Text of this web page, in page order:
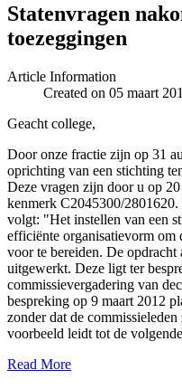
Statenvragen
toezeggingen
Article Information
Created on 05 maart
Geacht college,
Door onze fractie zijn op 31
oprichting van een stichting
Deze vragen zijn door u op
kenmerk C2045300/
volgt: "Het instellen van een
efficiënte organisatievorm om
voor te bereiden. De
uitgewerkt. Deze ligt ter
commissievergadering van
bespreking op 9 maart 2012
zonder dat de
voorbeeld leidt tot de
Read More